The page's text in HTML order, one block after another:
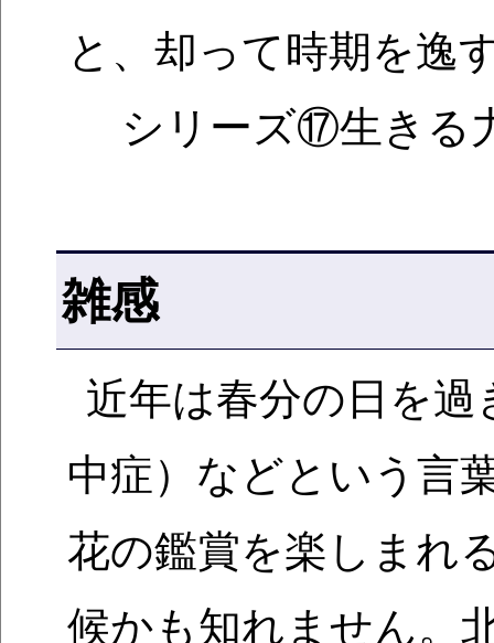
と、却って時期を逸
シリーズ⑰生きる
雑感
近年は春分の日を
中症）などという言
花の鑑賞を楽しまれ
候かも知れません。